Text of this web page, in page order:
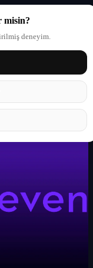
misin?
deneyim.